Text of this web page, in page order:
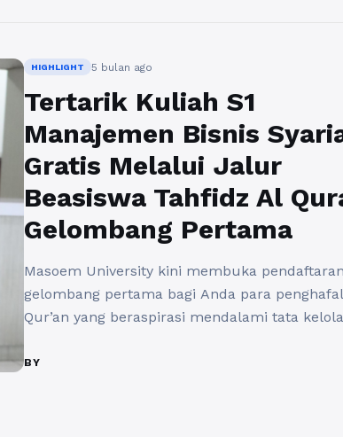
HIGHLIGHT 5 bulan ago
Tertarik Kuliah S1
Manajemen Bisnis
Gratis Melalui Jalur
Beasiswa Tahfidz Al
Gelombang Pertama
Masoem University kini membuka pendaftaran
gelombang pertama bagi Anda para
Qur’an yang beraspirasi mendalami tata kelola
Bisnis Syariah S1 dengan skema beasiswa
BY